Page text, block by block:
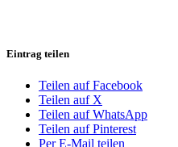
Eintrag teilen
Teilen auf Facebook
Teilen auf X
Teilen auf WhatsApp
Teilen auf Pinterest
Per E-Mail teilen